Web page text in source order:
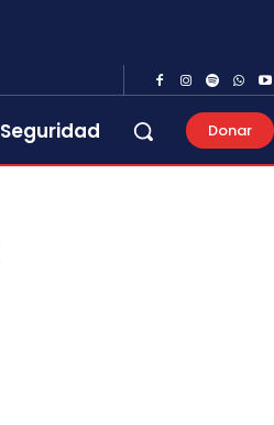
Seguridad Donar